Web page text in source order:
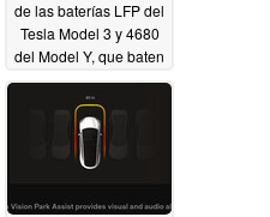
de las baterías LFP del
Tesla Model 3 y 4680
del Model Y, que baten
la densidad energética
03/27/2023